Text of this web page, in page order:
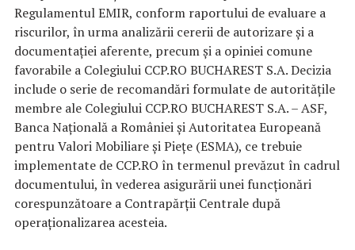
Regulamentul EMIR, conform raportului de evaluare a
riscurilor, în urma analizării cererii de autorizare și a
documentației aferente, precum și a opiniei comune
favorabile a Colegiului CCP.RO BUCHAREST S.A. Decizia
include o serie de recomandări formulate de autoritățile
membre ale Colegiului CCP.RO BUCHAREST S.A. – ASF,
Banca Națională a României și Autoritatea Europeană
pentru Valori Mobiliare și Piețe (ESMA), ce trebuie
implementate de CCP.RO în termenul prevăzut în cadrul
documentului, în vederea asigurării unei funcționări
corespunzătoare a Contrapărții Centrale după
operaționalizarea acesteia.